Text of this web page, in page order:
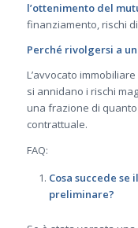
l’ottenimento del
finanziamento, rischi
Perché rivolgersi a
L’avvocato
si annidano i rischi
una frazione di
contrattuale.
FAQ:
Cosa succede
preliminare?